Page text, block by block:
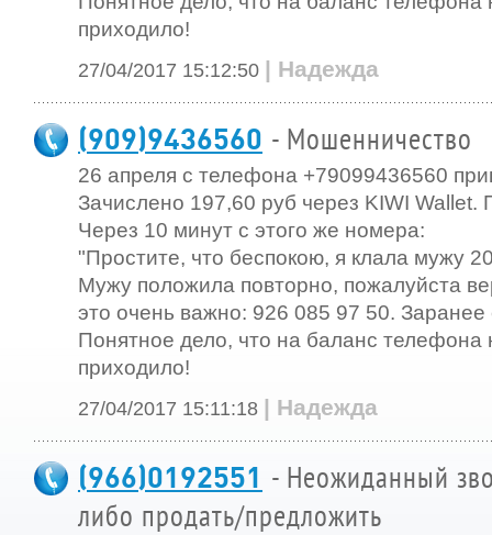
приходило!
27/04/2017 15:12:50 | Надежда
(909)9436560 - Мошенничество
26 апреля с телефона +79099436560
Зачислено 197,60 руб через KIWI Wallet.
Через 10 минут с этого же номера:
"Простите, что беспокою, я клала мужу
Мужу положила повторно, пожалуйста
это очень важно: 926 085 97 50. Заранее
Понятное дело, что на баланс телефона
приходило!
27/04/2017 15:11:18 | Надежда
(966)0192551 - Неожиданный
либо продать/предложить